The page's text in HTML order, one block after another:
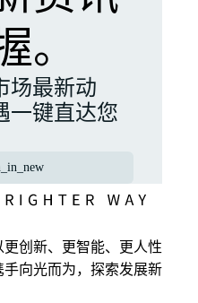
场最新动
一键直达您
创新、更智能、更人性
向光而为，探索发展新